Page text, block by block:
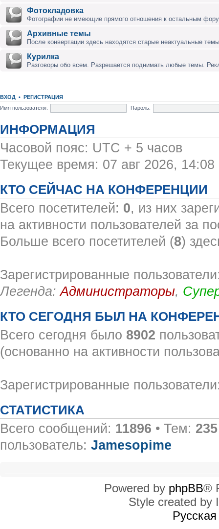
Фотокладовка
Фотографии не имеющие прямого отношения к остальным
Архивные темы
После конвертации здесь находятся старые неактуальные
Курилка
Разговоры обо всем. Разрешается поднимать любые темы.
ВХОД • РЕГИСТРАЦИЯ
Имя пользователя:
Пароль:
ИНФОРМАЦИЯ
Часовой пояс: UTC + 5 часов
Текущее время: 07 авг 2026, 14:08
КТО СЕЙЧАС НА КОНФЕРЕНЦИИ
Всего посетителей: 0, из них
на активности пользователей за
Больше всего посетителей (8)
Зарегистрированные
Легенда:Администраторы,
КТО СЕГОДНЯ БЫЛ НА
Всего сегодня было 8902
(основанно на активности
Зарегистрированные
СТАТИСТИКА
Всего сообщений: 11896 • Тем: 235
пользователь: Jamesopime
Powered by phpBB®
Style created by